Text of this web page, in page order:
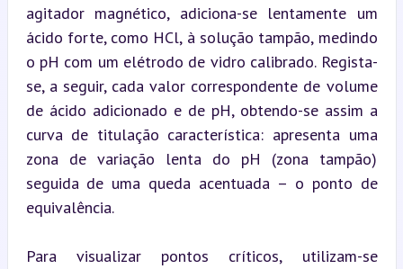
agitador magnético, adiciona-se lentamente um
ácido forte, como HCl, à solução tampão, medindo
o pH com um elétrodo de vidro calibrado. Regista-
se, a seguir, cada valor correspondente de volume
de ácido adicionado e de pH, obtendo-se assim a
curva de titulação característica: apresenta uma
zona de variação lenta do pH (zona tampão)
seguida de uma queda acentuada – o ponto de
equivalência.
Para visualizar pontos críticos, utilizam-se